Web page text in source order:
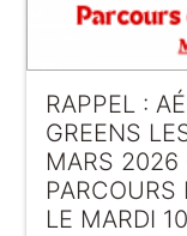
RAPPEL :
GREENS
MARS 2026
PARCOURS
LE MARDI